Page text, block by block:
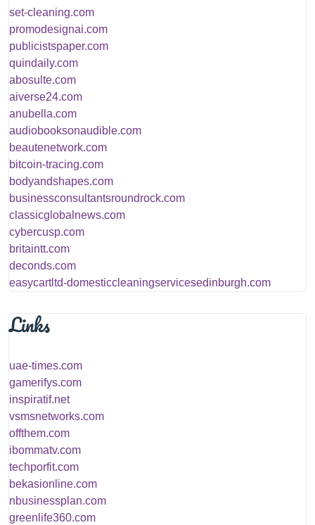
set-cleaning.com
promodesignai.com
publicistspaper.com
quindaily.com
abosulte.com
aiverse24.com
anubella.com
audiobooksonaudible.com
beautenetwork.com
bitcoin-tracing.com
bodyandshapes.com
businessconsultantsroundrock.com
classicglobalnews.com
cybercusp.com
britaintt.com
deconds.com
easycartltd-domesticcleaningservicesedinburgh.com
Links
uae-times.com
gamerifys.com
inspiratif.net
vsmsnetworks.com
offthem.com
ibommatv.com
techporfit.com
bekasionline.com
nbusinessplan.com
greenlife360.com